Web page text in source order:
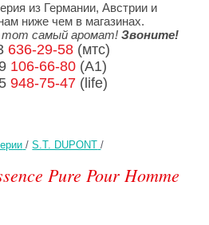
/S.T. DUPONT /
Pure Pour Homme
из Германии, Австрии и
ниже чем в магазинах.
тот самый аромат! Звоните!
636-29-58(мтс)
106-66-80 (A1)
948-75-47(life)